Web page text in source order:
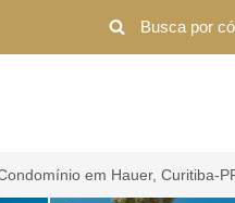
em Hauer, Curitiba-